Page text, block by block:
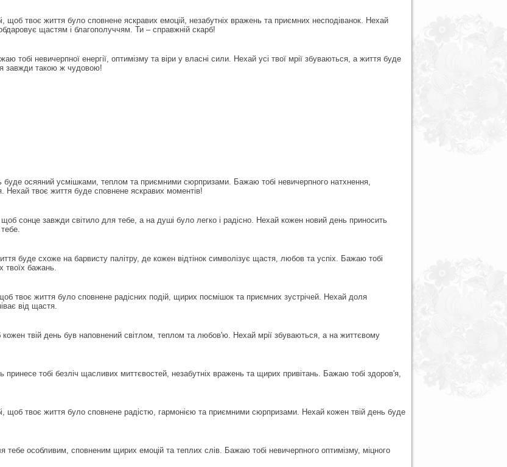
твоє життя було сповнене яскравих емоцій, незабутніх вражень та приємних несподіванок. Нехай
щастям і благополуччям. Ти – справжній скарб!
невичерпної енергії, оптимізму та віри у власні сили. Нехай усі твої мрії збуваються, а життя буде
завжди такою ж чудовою!
осяяний усмішками, теплом та приємними сюрпризами. Бажаю тобі невичерпного натхнення,
Нехай твоє життя буде сповнене яскравих моментів!
сонце завжди світило для тебе, а на душі було легко і радісно. Нехай кожен новий день приносить
буде схоже на барвисту палітру, де кожен відтінок символізує щастя, любов та успіх. Бажаю тобі
твоїх бажань.
твоє життя було сповнене радісних подій, щирих посмішок та приємних зустрічей. Нехай доля
від щастя.
твій день був наповнений світлом, теплом та любов'ю. Нехай мрії збуваються, а на життєвому
тобі безліч щасливих миттєвостей, незабутніх вражень та щирих привітань. Бажаю тобі здоров'я,
твоє життя було сповнене радістю, гармонією та приємними сюрпризами. Нехай кожен твій день буде
особливим, сповненим щирих емоцій та теплих слів. Бажаю тобі невичерпного оптимізму, міцного